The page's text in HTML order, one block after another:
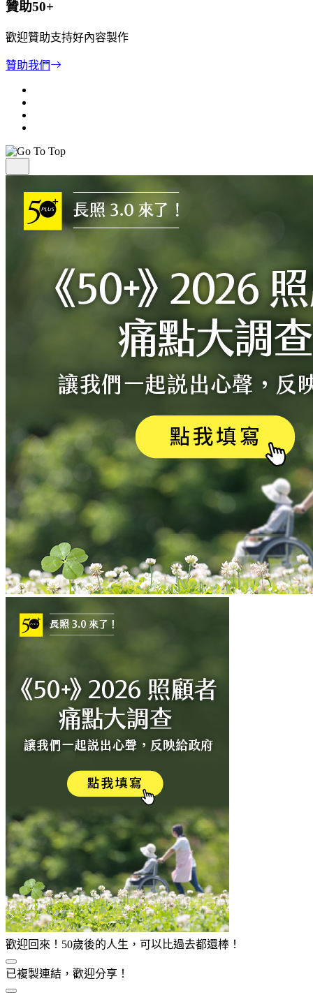
贊助50+
歡迎贊助支持好內容製作
贊助我們
歡迎回來！50歲後的人生，可以比過去都還棒！
已複製連結，歡迎分享！